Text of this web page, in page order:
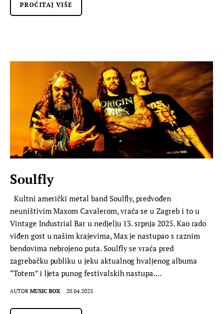
PROČITAJ VIŠE
Soulfly
Kultni američki metal band Soulfly, predvođen
neuništivim Maxom Cavalerom, vraća se u Zagreb i to u
Vintage Industrial Bar u nedjelju 13. srpnja 2025. Kao rado
viđen gost u našim krajevima, Max je nastupao s raznim
bendovima nebrojeno puta. Soulfly se vraća pred
zagrebačku publiku u jeku aktualnog hvaljenog albuma
“Totem” i ljeta punog festivalskih nastupa.…
AUTOR MUSIC BOX 20.04.2025.